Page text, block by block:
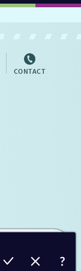
TARIFS
CONTACT
Contact